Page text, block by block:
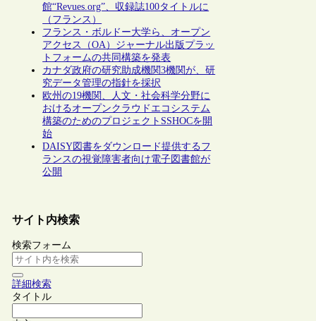
館“Revues.org”、収録誌100タイトルに
（フランス）
フランス・ボルドー大学ら、オープン
アクセス（OA）ジャーナル出版プラッ
トフォームの共同構築を発表
カナダ政府の研究助成機関3機関が、研
究データ管理の指針を採択
欧州の19機関、人文・社会科学分野に
おけるオープンクラウドエコシステム
構築のためのプロジェクトSSHOCを開
始
DAISY図書をダウンロード提供するフ
ランスの視覚障害者向け電子図書館が
公開
サイト内検索
検索フォーム
詳細検索
タイトル